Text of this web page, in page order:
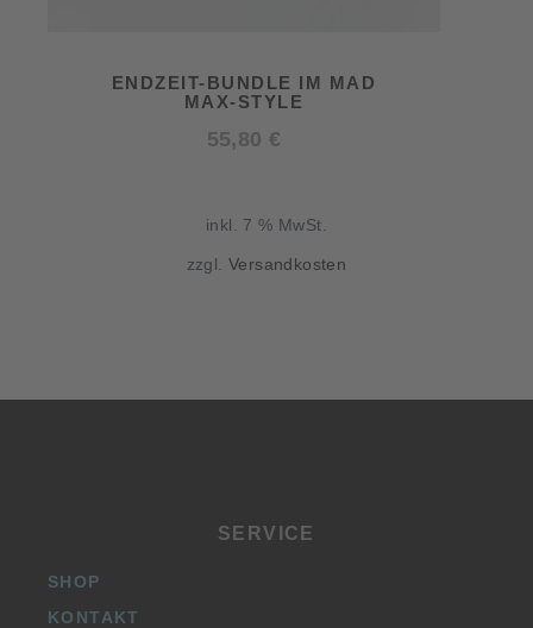
ENDZEIT-BUNDLE IM MAD
MAX-STYLE
55,80 €
inkl. 7 % MwSt.
zzgl.Versandkosten
SERVICE
SHOP
KONTAKT